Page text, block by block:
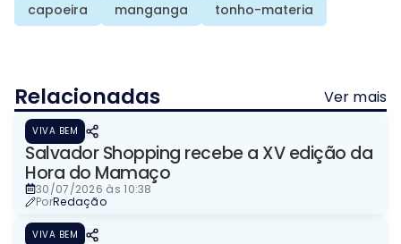
capoeira manganga tonho-materia
Relacionadas Ver mais
VIVA BEM
Salvador Shopping recebe a XV edição da
Hora do Mamaço
30/07/2026 às 10:38
PorRedação
VIVA BEM